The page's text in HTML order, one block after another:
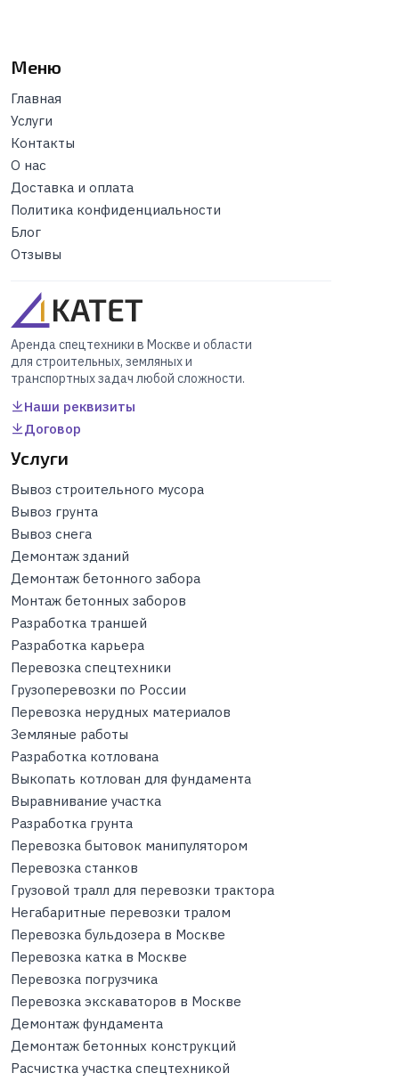
Меню
Главная
Услуги
Контакты
О нас
Доставка и оплата
Политика конфиденциальности
Блог
Отзывы
Аренда спецтехники в Москве и области
для строительных, земляных и
транспортных задач любой сложности.
Наши реквизиты
Договор
Услуги
Вывоз строительного мусора
Вывоз грунта
Вывоз снега
Демонтаж зданий
Демонтаж бетонного забора
Монтаж бетонных заборов
Разработка траншей
Разработка карьера
Перевозка спецтехники
Грузоперевозки по России
Перевозка нерудных материалов
Земляные работы
Разработка котлована
Выкопать котлован для фундамента
Выравнивание участка
Разработка грунта
Перевозка бытовок манипулятором
Перевозка станков
Грузовой тралл для перевозки трактора
Негабаритные перевозки тралом
Перевозка бульдозера в Москве
Перевозка катка в Москве
Перевозка погрузчика
Перевозка экскаваторов в Москве
Демонтаж фундамента
Демонтаж бетонных конструкций
Расчистка участка спецтехникой